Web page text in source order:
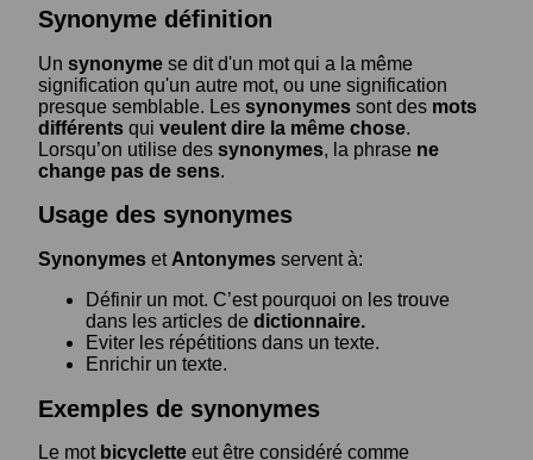
Synonyme définition
Un synonyme se dit d'un mot qui a la même
signification qu'un autre mot, ou une signification
presque semblable. Les synonymes sont des mots
différents qui veulent dire la même chose.
Lorsqu’on utilise des synonymes, la phrase ne
change pas de sens.
Usage des synonymes
Synonymes et Antonymes servent à:
Définir un mot. C’est pourquoi on les trouve
dans les articles de dictionnaire.
Eviter les répétitions dans un texte.
Enrichir un texte.
Exemples de synonymes
Le mot bicyclette eut être considéré comme